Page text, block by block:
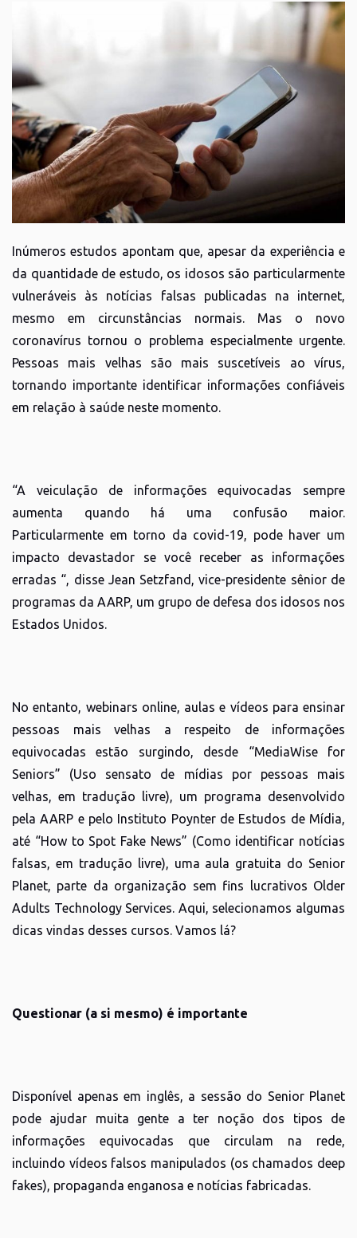
Inúmeros estudos apontam que, apesar da experiência e
da quantidade de estudo, os idosos são particularmente
vulneráveis às notícias falsas publicadas na internet,
mesmo em circunstâncias normais. Mas o novo
coronavírus tornou o problema especialmente urgente.
Pessoas mais velhas são mais suscetíveis ao vírus,
tornando importante identificar informações confiáveis
em relação à saúde neste momento.
“A veiculação de informações equivocadas sempre
aumenta quando há uma confusão maior.
Particularmente em torno da covid-19, pode haver um
impacto devastador se você receber as informações
erradas “, disse Jean Setzfand, vice-presidente sênior de
programas da AARP, um grupo de defesa dos idosos nos
Estados Unidos.
No entanto, webinars online, aulas e vídeos para ensinar
pessoas mais velhas a respeito de informações
equivocadas estão surgindo, desde “MediaWise for
Seniors” (Uso sensato de mídias por pessoas mais
velhas, em tradução livre), um programa desenvolvido
pela AARP e pelo Instituto Poynter de Estudos de Mídia,
até “How to Spot Fake News” (Como identificar notícias
falsas, em tradução livre), uma aula gratuita do Senior
Planet, parte da organização sem fins lucrativos Older
Adults Technology Services. Aqui, selecionamos algumas
dicas vindas desses cursos. Vamos lá?
Questionar (a si mesmo) é importante
Disponível apenas em inglês, a sessão do Senior Planet
pode ajudar muita gente a ter noção dos tipos de
informações equivocadas que circulam na rede,
incluindo vídeos falsos manipulados (os chamados deep
fakes), propaganda enganosa e notícias fabricadas.